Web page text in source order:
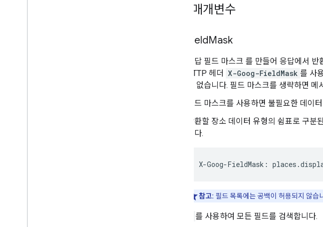
필수 매개변수
FieldMask
응답 필드 마스크 를 만들어 응답에서 반
HTTP 헤더 X-Goog-FieldMask 를 사
은 없습니다. 필드 마스크를 생략하면
필드 마스크를 사용하면 불필요한 데이
반환할 장소 데이터 유형의 쉼표로 구
니다.
X-Goog-FieldMask : places .
참고: 필드 목록에는 공백이 허용되지 않습
를 사용하여 모든 필드를 검색합니다.